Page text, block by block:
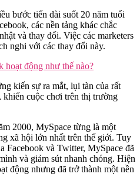
bước tiến dài suốt 20 năm tuổi
các nền tảng khác chắc
và thay đổi. Việc các marketers
nghi với các thay đổi này.
hoạt động như thế nào?
kiến sự ra mắt, lụi tàn của rất
khiến cuộc chơi trên thị trường
2000, MySpace từng là một
xã hội lớn nhất trên thế giới. Tuy
Facebook và Twitter, MySpace đã
và giảm sút nhanh chóng. Hiện
động nhưng đã trở thành một nền